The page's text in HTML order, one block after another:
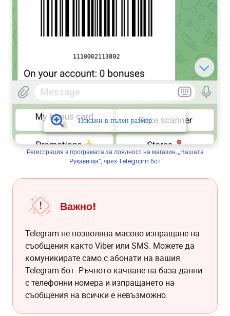
Регистрация в програмата за лоялност на магазин, „Нашата
Рукавичка“, чрез Telegram бот
Важно!
Telegram не позволява масово изпращане на
съобщения както Viber или SMS. Можете да
комуникирате само с абонати на вашия
Telegram бот. Ръчното качване на база данни
с телефонни номера и изпращането на
съобщения на всички е невъзможно.